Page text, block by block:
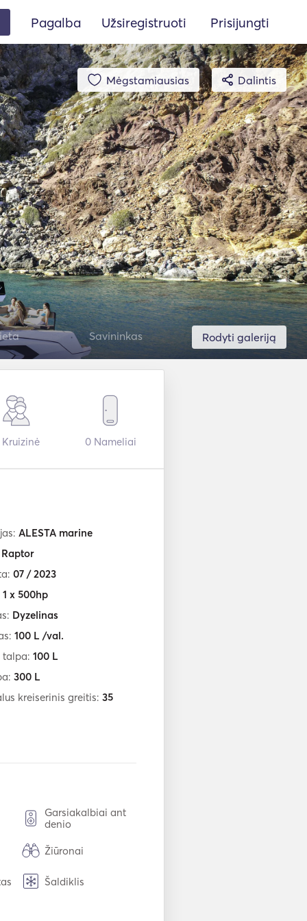
Pagalba Užsiregistruoti Prisijungti
Mėgstamiausias Dalintis
Rodyti galeriją
Savininkas
Kruizinė 0Nameliai
ALESTA marine
Raptor
07 / 2023
1 x 500hp
Dyzelinas
100 L /val.
talpa: 100 L
300 L
kreiserinis greitis: 35
Garsiakalbiai ant
denio
Žiūronai
Šaldiklis